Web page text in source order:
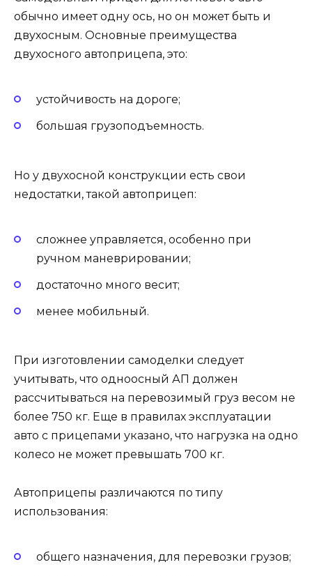
обычно имеет одну ось, но он может быть и
двухосным. Основные преимущества
двухосного автоприцепа, это:
устойчивость на дороге;
большая грузоподъемность.
Но у двухосной конструкции есть свои
недостатки, такой автоприцеп:
сложнее управляется, особенно при
ручном маневрировании;
достаточно много весит;
менее мобильный.
При изготовлении самоделки следует
учитывать, что одноосный АП должен
рассчитываться на перевозимый груз весом не
более 750 кг. Еще в правилах эксплуатации
авто с прицепами указано, что нагрузка на одно
колесо не может превышать 700 кг.
Автоприцепы различаются по типу
использования:
общего назначения, для перевозки грузов;